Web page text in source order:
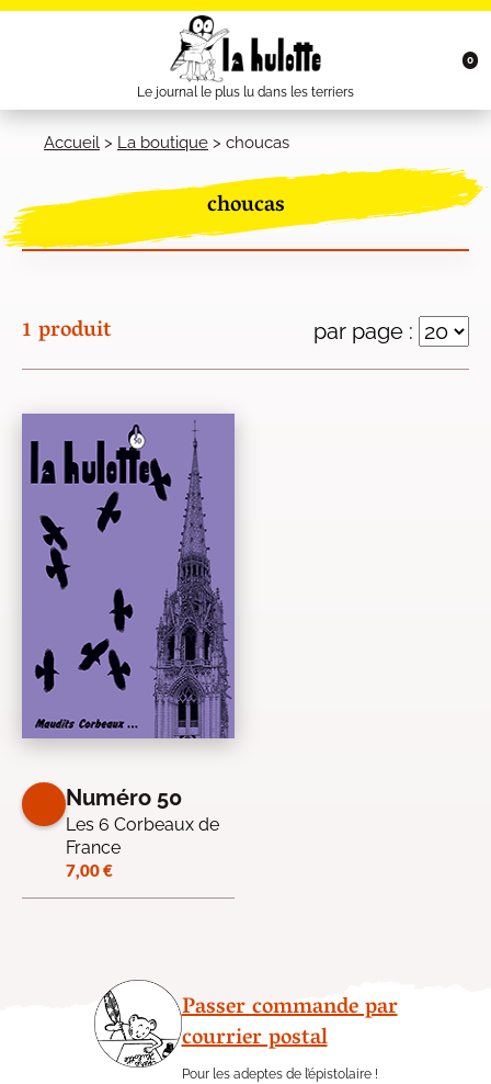
Le journal le plus lu dans les terriers
0
Accueil > La boutique > choucas
choucas
1 produit par page :
Numéro 50
Les 6 Corbeaux de
France
7,00€
Passer commande par
courrier postal
Pour les adeptes de l’épistolaire !